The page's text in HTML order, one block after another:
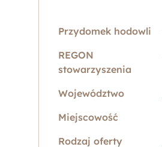
Przydomek hodowli
REGON
stowarzyszenia
Województwo
Miejscowość
Rodzaj oferty